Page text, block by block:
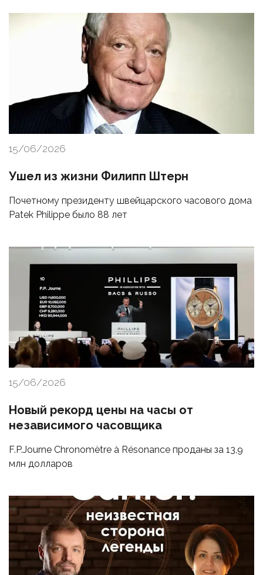
15/06/2026
Ушел из жизни Филипп Штерн
Почетному президенту швейцарского часового дома
Patek Philippe было 88 лет
15/06/2026
Новый рекорд цены на часы от
независимого часовщика
F.P.Journe Chronomètre à Résonance проданы за 13,9
млн долларов